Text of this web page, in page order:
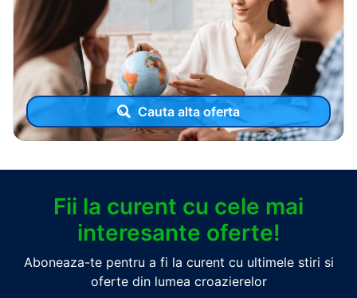
Cauta alta oferta
Fii la curent cu cele mai
interesante oferte!
Aboneaza-te pentru a fi la curent cu ultimele stiri si
oferte din lumea croazierelor